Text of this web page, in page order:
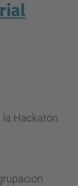
la Hackatón